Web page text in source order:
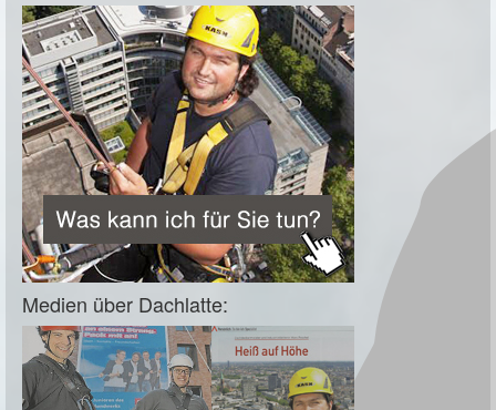
Medien über Dachlatte: